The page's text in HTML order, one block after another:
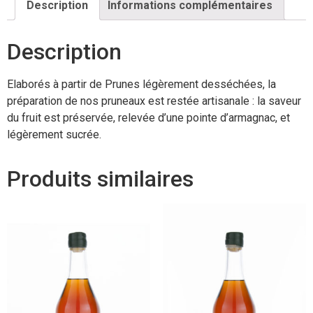
Description Informations complémentaires
Description
Elaborés à partir de Prunes légèrement desséchées, la
préparation de nos pruneaux est restée artisanale : la saveur
du fruit est préservée, relevée d’une pointe d’armagnac, et
légèrement sucrée.
Produits similaires